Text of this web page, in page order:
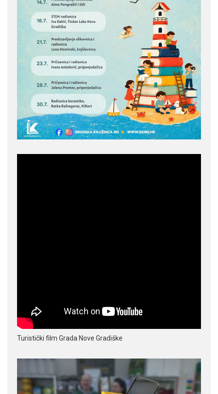
Turistički film Grada Nove Gradiške